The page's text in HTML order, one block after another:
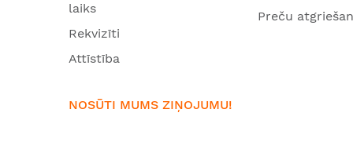
laiks
Rekvizīti
Attīstība
NOSŪTI MUMS ZIŅOJUMU!
Preču